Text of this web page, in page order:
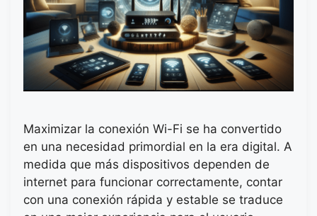
Maximizar la conexión Wi-Fi se ha convertido
en una necesidad primordial en la era digital. A
medida que más dispositivos dependen de
internet para funcionar correctamente, contar
con una conexión rápida y estable se traduce